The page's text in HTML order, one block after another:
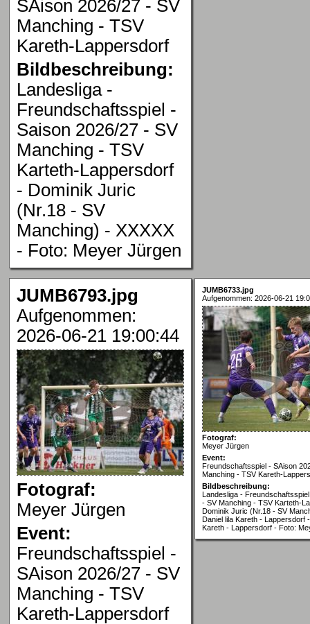
SAison 2026/27 - SV
Manching - TSV
Kareth-Lappersdorf
Bildbeschreibung:
Landesliga -
Freundschaftsspiel -
Saison 2026/27 - SV
Manching - TSV
Karteth-Lappersdorf
- Dominik Juric
(Nr.18 - SV
Manching) - XXXXX
- Foto: Meyer Jürgen
JUMB6793.jpg
Aufgenommen:
2026-06-21 19:00:44
Fotograf:
Meyer Jürgen
Event:
Freundschaftsspiel -
SAison 2026/27 - SV
Manching - TSV
Kareth-Lappersdorf
JUMB6733.jpg
Aufgenommen: 2026-06-21
Fotograf:
Meyer Jürgen
Event:
Freundschaftsspiel - SAison
Manching - TSV Kareth-
Bildbeschreibung:
Landesliga -
- SV Manching - TSV Karteth-
Dominik Juric (Nr.18 - SV
Daniel lila Kareth - Lappersdorf
Kareth - Lappersdorf - Foto: